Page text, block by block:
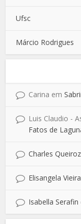
Ufsc
Márcio Rodrigues
Carina em
Luis Claudio -
Fatos de
Charles Queiroz
Elisangela Vieira
Isabella Serafin